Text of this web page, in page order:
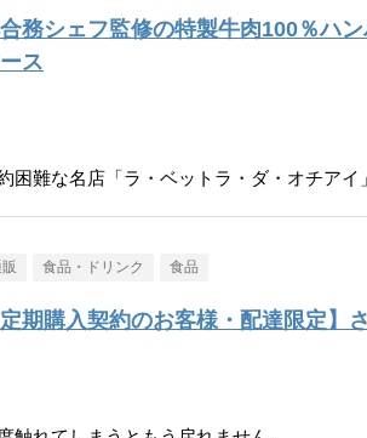
務シェフ監修の特製牛肉100％ハ
ス
困難な名店「ラ・ベットラ・ダ・オチアイ
食品・ドリンク 食品
定期購入契約のお客様・配達限定】